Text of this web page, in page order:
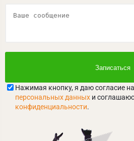
Нажимая кнопку, я даю согласие на
персональных данных и
конфиденциальности.